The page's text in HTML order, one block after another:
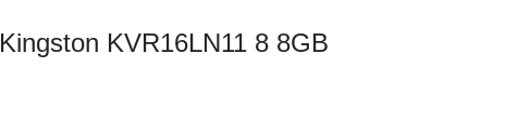
Kingston KVR16LN11 8 8GB